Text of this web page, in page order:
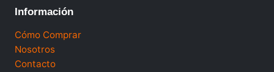
Información
Cómo Comprar
Nosotros
Contacto